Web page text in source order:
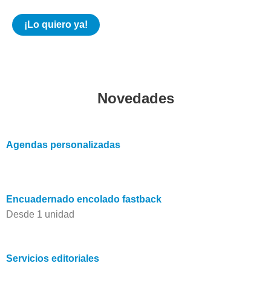
¡Lo quiero ya!
Novedades
Agendas personalizadas
Encuadernado encolado fastback
Desde 1 unidad
Servicios editoriales